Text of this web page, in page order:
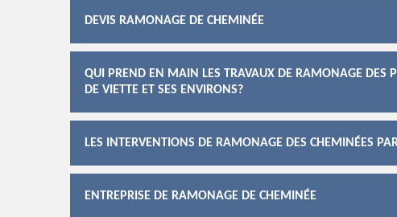
DEVIS RAMONAGE DE CHEMINÉE
QUI PREND EN MAIN LES TRAVAUX DE RAMONAGE DES
DE VIETTE ET SES ENVIRONS?
LES INTERVENTIONS DE RAMONAGE DES CHEMINÉES
ENTREPRISE DE RAMONAGE DE CHEMINÉE